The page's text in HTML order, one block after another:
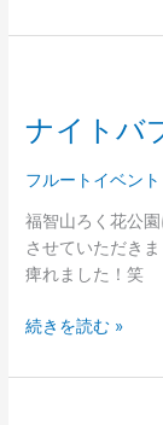
ナイトバ
フルートイベント
福智山ろく花公
させていただき
痺れました！笑
ト
ブ
続きを読む »